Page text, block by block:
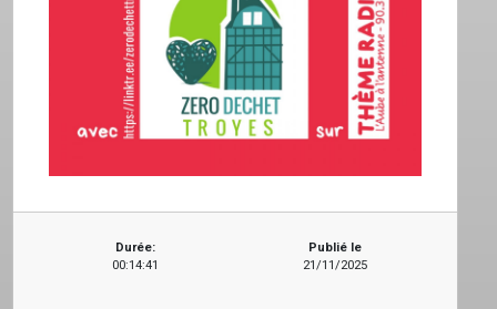
GRILLE
Durée:
00:14:41
Publié le
21/11/2025